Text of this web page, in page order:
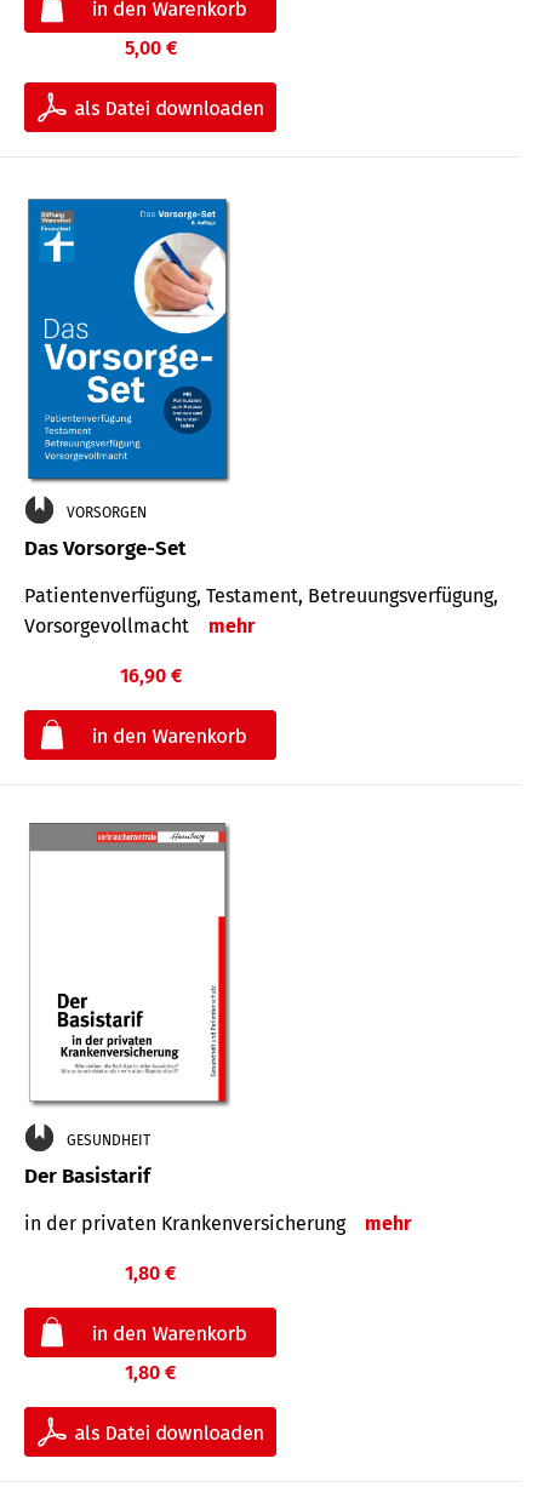
5,00 €
VORSORGEN
Das Vorsorge-Set
Patienten­ver­fügung, Testa­ment, Be­treuungs­verfü­gung,
Vor­sorge­voll­macht
mehr
16,90 €
GESUNDHEIT
Der Basistarif
in der privaten Kran­ken­ver­siche­rung mehr
1,80 €
1,80 €